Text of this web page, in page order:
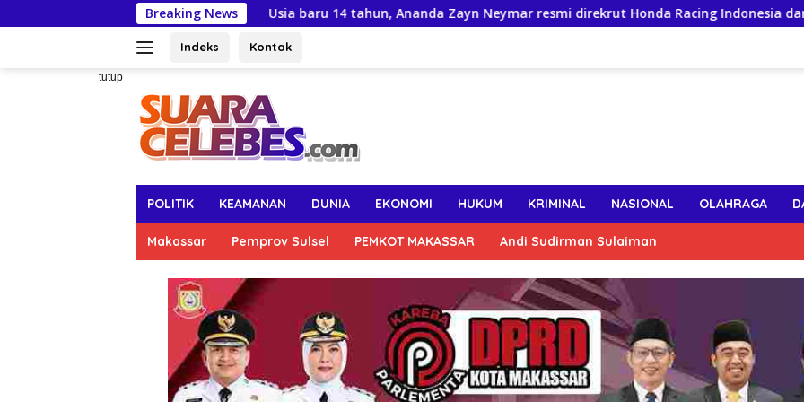
ke
Breaking News
Usia baru 14 tahun, Ananda Zayn Neymar resmi direkrut Honda Racing Indonesia dan siap berlaga di
Indeks Kontak
tutup
POLITIK KEAMANAN DUNIA EKONOMI HUKUM KRIMINAL NASIONAL OLAHRAGA
Makassar Pemprov Sulsel PEMKOT MAKASSAR Andi Sudirman Sulaiman